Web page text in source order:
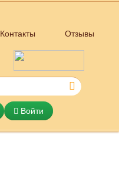
Контакты Отзывы
Войти